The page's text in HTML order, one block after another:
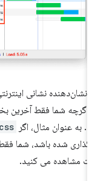
نشان‌دهنده نشانی
به عنوان مثال، اگر
شده باشد، شما فقط
مشاهده می کنید.